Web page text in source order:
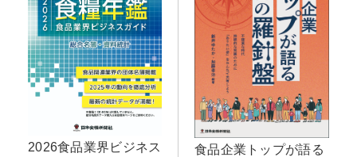
2026食品業界ビジネス
食品企業トップが語る